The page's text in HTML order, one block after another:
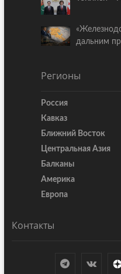
дальним
Регионы
Россия
Кавказ
Ближний Восток
Центральная Азия
Балканы
Америка
Европа
Контакты